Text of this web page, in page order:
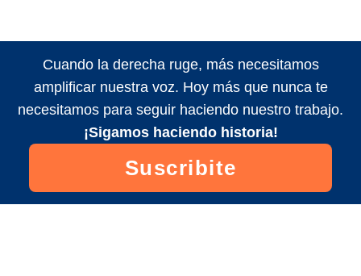
Cuando la derecha ruge, más necesitamos
amplificar nuestra voz. Hoy más que nunca te
necesitamos para seguir haciendo nuestro trabajo.
¡Sigamos haciendo historia!
Suscribite